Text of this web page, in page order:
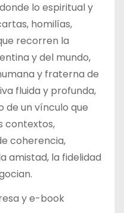
lo espiritual y
homilías,
recorren la
y del mundo,
y fraterna de
fluida y profunda,
un vínculo que
contextos,
coherencia,
amistad, la fidelidad
y e-book